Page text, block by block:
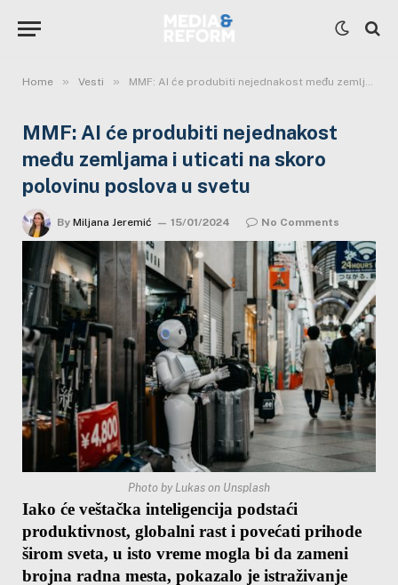
Home » Vesti » MMF: AI će produbiti nejednakost među zemljama i uticati na skoro polovinu poslova u svetu
MMF: AI će produbiti nejednakost
među zemljama i uticati na skoro
polovinu poslova u svetu
By Miljana Jeremić 15/01/2024 No Comments
Photo by Lukas on Unsplash
Iako će veštačka inteligencija podstaći
produktivnost, globalni rast i povećati prihode
širom sveta, u isto vreme mogla bi da zameni
brojna radna mesta, pokazalo je istraživanje